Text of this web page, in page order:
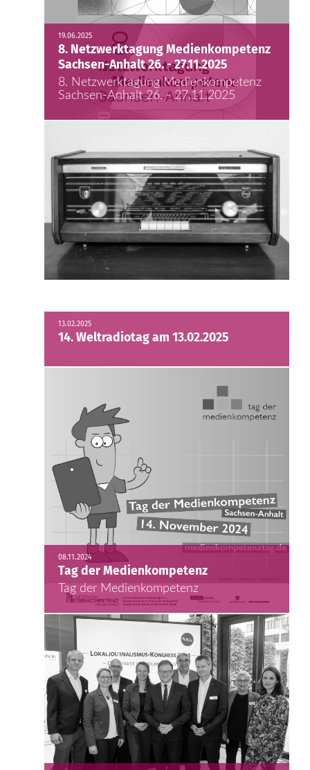
19.06.2025
8. Netzwerktagung Medienkompetenz
Sachsen-Anhalt 26. - 27.11.2025
8. Netzwerktagung Medienkompetenz
Sachsen-Anhalt 26. - 27.11.2025
13.02.2025
14. Weltradiotag am 13.02.2025
08.11.2024
Tag der Medienkompetenz
Tag der Medienkompetenz